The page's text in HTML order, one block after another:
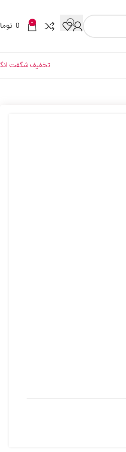
0
0
تخفیف شگفت